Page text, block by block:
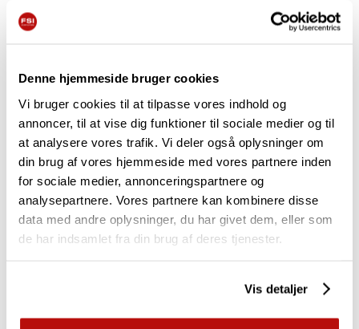
Denne hjemmeside bruger cookies
Vi bruger cookies til at tilpasse vores indhold og
annoncer, til at vise dig funktioner til sociale medier og til
at analysere vores trafik. Vi deler også oplysninger om
din brug af vores hjemmeside med vores partnere inden
for sociale medier, annonceringspartnere og
analysepartnere. Vores partnere kan kombinere disse
data med andre oplysninger, du har givet dem, eller som
de har indsamlet fra din brug af deres tjenester.
Vis detaljer
Mario Graßmann – Kæmper
ene mand mod stubbene
I 2008 kickstartede Mario Graßmann sin
præsenteret for FSI og deres stubfræsere. Siden da har han købt
flere FSI-maskiner. Før det var Mario Graßmann ikke fremmed for
skoven. Hans skoveventyr begyndte tilbage i
FEATURE